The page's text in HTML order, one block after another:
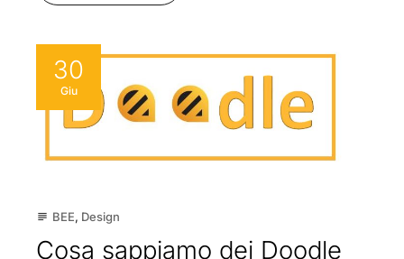
30
Giu
subject BEE, Design
Cosa sappiamo dei Doodle